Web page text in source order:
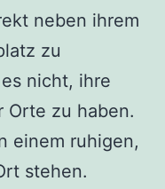
neben ihrem
zu
nicht, ihre
Orte zu haben.
einem ruhigen,
stehen.